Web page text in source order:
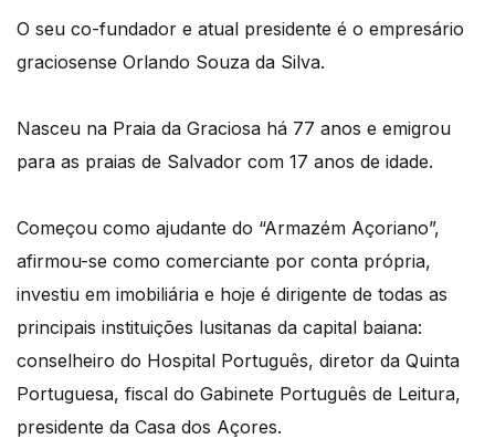
O seu co-fundador e atual presidente é o empresário
graciosense Orlando Souza da Silva.
Nasceu na Praia da Graciosa há 77 anos e emigrou
para as praias de Salvador com 17 anos de idade.
Começou como ajudante do “Armazém Açoriano”,
afirmou-se como comerciante por conta própria,
investiu em imobiliária e hoje é dirigente de todas as
principais instituições lusitanas da capital baiana:
conselheiro do Hospital Português, diretor da Quinta
Portuguesa, fiscal do Gabinete Português de Leitura,
presidente da Casa dos Açores.